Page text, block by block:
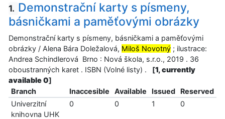
1. Demonstrační karty s písmeny,
básničkami a paměťovými obrázky
Demonstrační karty s písmeny, básničkami a paměťovými
obrázky / Alena Bára Doležalová, Miloš Novotný ; ilustrace:
Andrea Schindlerová Brno : Nová škola, s.r.o., 2019 . 36
oboustranných karet . ISBN (Volné listy) .
[1, currently
available 0]
Branch
Inaccesible Available Issued
Reserved
Univerzitní
knihovna UHK
0 0 1 0